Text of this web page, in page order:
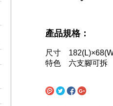
產品規格：
尺寸
特色 六支腳可拆